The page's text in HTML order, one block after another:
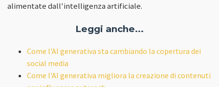
alimentate dall'intelligenza artificiale.
Leggi anche...
Come l'AI generativa sta cambiando la copertura dei
social media
Come l'AI generativa migliora la creazione di contenuti